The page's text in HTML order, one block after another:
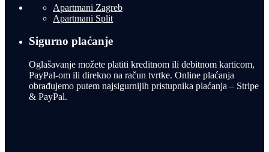
Apartmani Zagreb
Apartmani Split
Sigurno plaćanje
Oglašavanje možete platiti kreditnom ili debitnom karticom,
PayPal-om ili direkno na račun tvrtke. Online plaćanja
obrađujemo putem najsigurnijih pristupnika plaćanja – Stripe
& PayPal.